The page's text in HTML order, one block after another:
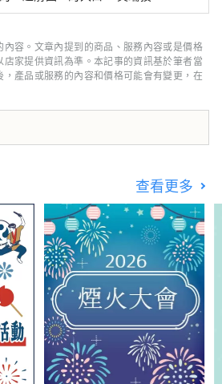
本海彼岸流入的智慧之地，成為日本
中，在生活在這裡的人們的心中，還
想要帶給下一個1000年的普世智
地，跨越國界、跨越時空的交流孕
尋找光的新探索。 歡迎來到越前。
容。文章內提到的商品、服務內容或是價格
家提供資訊為準。本記事的資訊基於筆者當
產品或服務的內容和價格可能會有變更，在
查看更多